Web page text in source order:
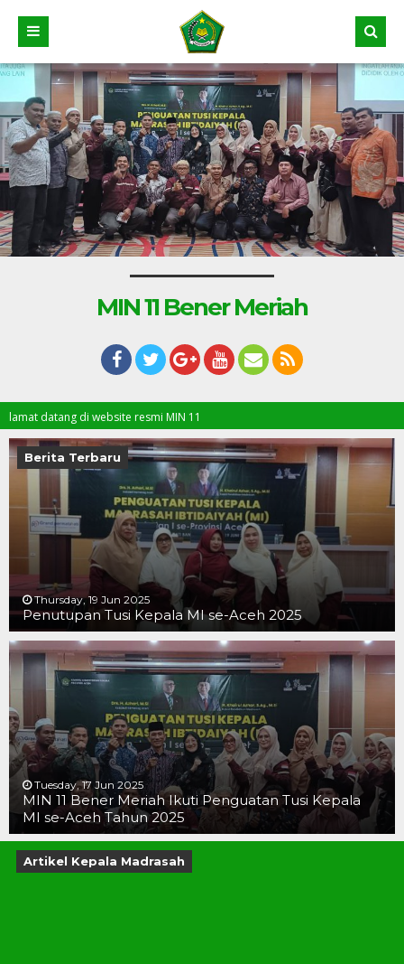
MIN 11 Bener Meriah
di website resmi MIN 11
Berita Terbaru
Thursday, 19 Jun 2025
Penutupan Tusi Kepala MI se-Aceh 2025
Tuesday, 17 Jun 2025
MIN 11 Bener Meriah Ikuti Penguatan Tusi Kepala
MI se-Aceh Tahun 2025
Artikel Kepala Madrasah
19 JUN 2025
19 JUN 2025
16 JUN 2025